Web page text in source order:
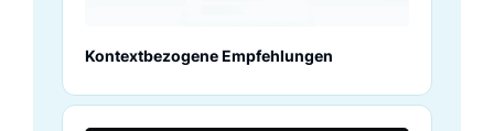
Kontextbezogene Empfehlungen